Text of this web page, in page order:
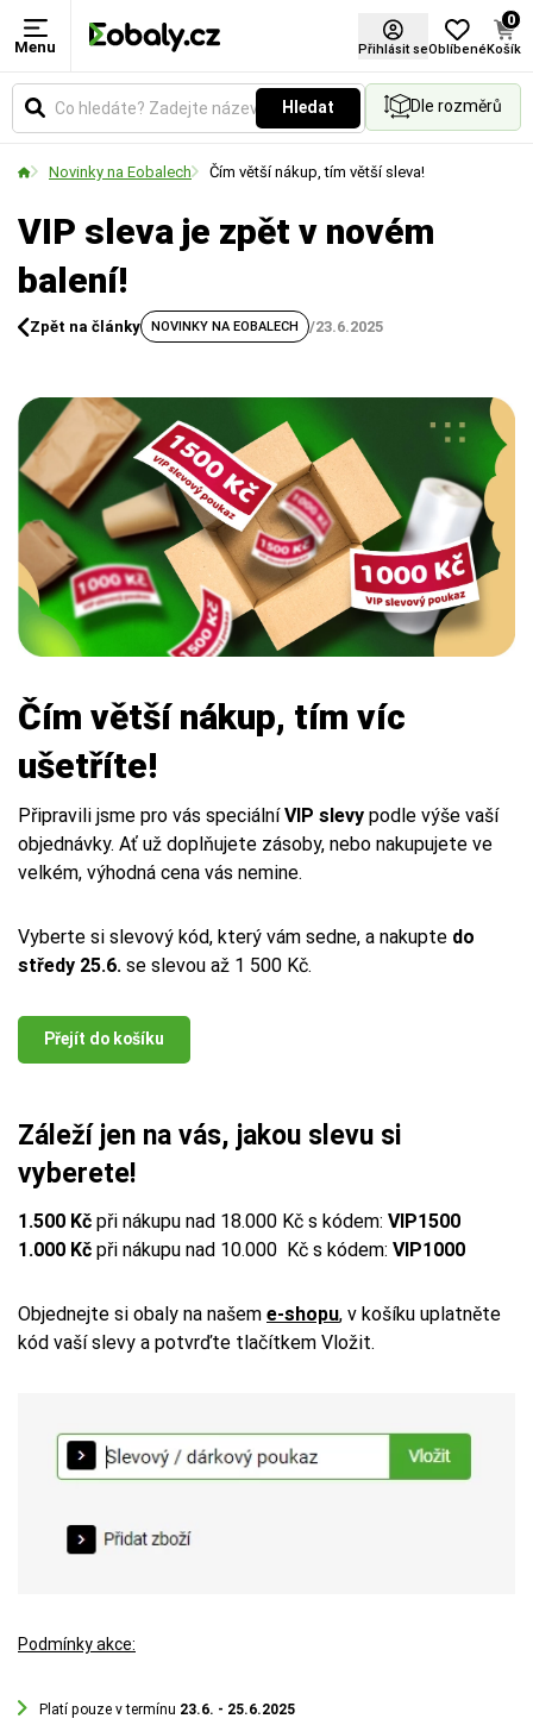
Menu Přihlásit seOblíbené
0
Košík
Hledat Dle rozměrů
Novinky na Eobalech Čím větší nákup, tím větší sleva!
VIP sleva je zpět v novém
balení!
Zpět na články NOVINKY NA EOBALECH /23.6.2025
Čím větší nákup, tím víc
ušetříte!
Připravili jsme pro vás speciálníVIP slevy podle výše vaší
objednávky. Ať už doplňujete zásoby, nebo nakupujete ve
velkém, výhodná cena vás nemine.
Vyberte si slevový kód, který vám sedne, a nakupte do
středy 25.6. se slevou až 1 500 Kč.
Přejít do košíku
Záleží jen na vás, jakou slevu si
vyberete!
1.500 Kč při nákupu nad 18.000 Kč s kódem: VIP1500
1.000 Kč při nákupu nad 10.000 Kč s kódem: VIP1000
Objednejte si obaly na našem e-shopu, v košíku uplatněte
kód vaší slevy a potvrďte tlačítkem Vložit.
Podmínky akce:
Platí pouze v termínu 23.6. - 25.6.2025